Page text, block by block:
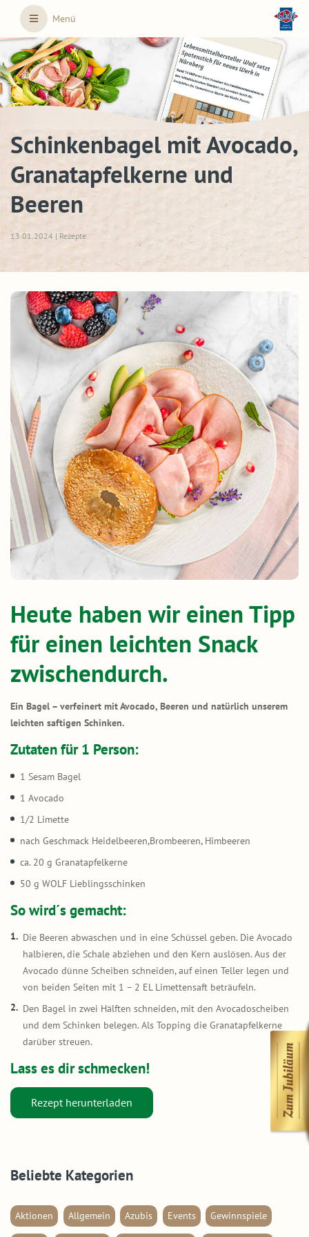
Skip to main content
Menü
Schinkenbagel mit Avocado,
Granatapfelkerne und
Beeren
13.01.2024 | Rezepte
Heute haben wir einen Tipp
für einen leichten Snack
zwischendurch.
Ein Bagel – verfeinert mit Avocado, Beeren und natürlich unserem
leichten saftigen Schinken.
Zutaten für 1 Person:
1 Sesam Bagel
1 Avocado
1/2 Limette
nach Geschmack Heidelbeeren,Brombeeren, Himbeeren
ca. 20 g Granatapfelkerne
50 g WOLF Lieblingsschinken
So wird´s gemacht:
Die Beeren abwaschen und in eine Schüssel geben. Die Avocado
halbieren, die Schale abziehen und den Kern auslösen. Aus der
Avocado dünne Scheiben schneiden, auf einen Teller legen und
von beiden Seiten mit 1 – 2 EL Limettensaft beträufeln.
Den Bagel in zwei Hälften schneiden, mit den Avocadoscheiben
und dem Schinken belegen. Als Topping die Granatapfelkerne
darüber streuen.
Lass es dir schmecken!
Rezept herunterladen
Beliebte Kategorien
Aktionen Allgemein Azubis Events Gewinnspiele